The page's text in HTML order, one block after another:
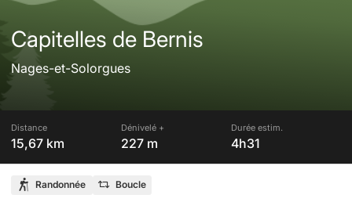
Capitelles de Bernis
Nages-et-Solorgues
Distance
15,67 km
Dénivelé +
227 m
Durée estim.
4h31
Randonnée Boucle